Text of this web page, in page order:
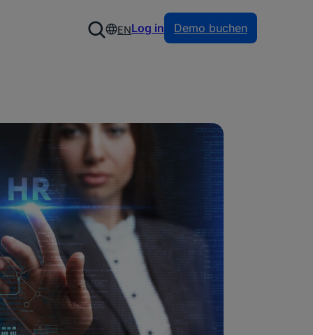
ENLog in Demo buchen